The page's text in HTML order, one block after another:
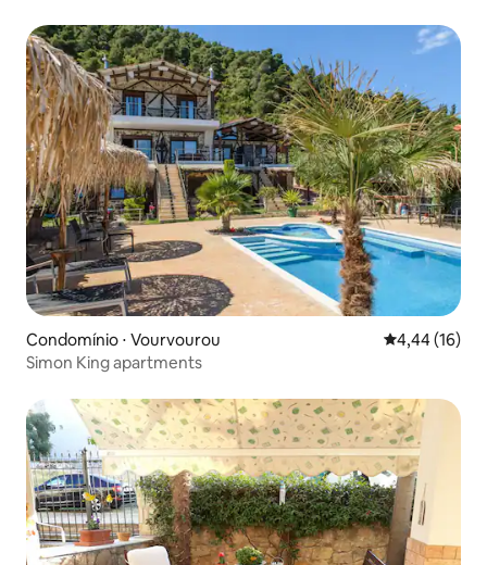
Condomínio ⋅ Vourvourou 4,44 de uma
4,44 (16)
Simon King apartments